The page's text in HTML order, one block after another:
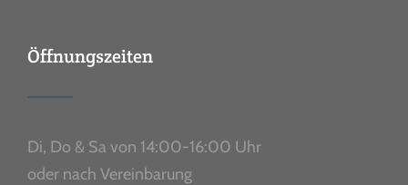
Öffnungszeiten
Di, Do & Sa von 14:00-16:00 Uhr
oder nach Vereinbarung